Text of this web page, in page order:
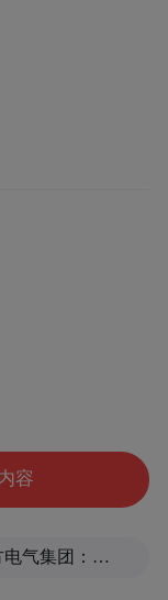
容
东方电气集团：坚决拥护党中央决定